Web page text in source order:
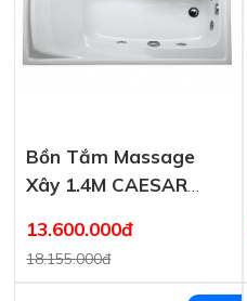
Bồn Tắm Massage
Xây 1.4M CAESAR
13.600.000đ
18.155.000đ